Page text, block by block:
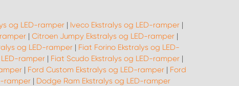
og LED-ramper| Iveco Ekstralys og LED-ramper|
| Citroen Jumpy Ekstralys og LED-ramper |
og LED-ramper| Fiat Forino Ekstralys og LED-
ramper| Fiat Scudo Ekstralys og LED-ramper|
| Ford Custom Ekstralys og LED-ramper | Ford
ramper| Dodge Ram Ekstralys og LED-ramper